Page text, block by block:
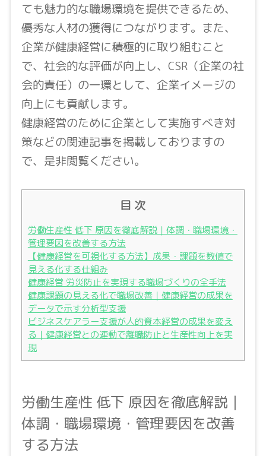
ても魅力的な職場環境を提供できるため、
優秀な人材の獲得につながります。また、
企業が健康経営に積極的に取り組むこと
で、社会的な評価が向上し、CSR（企業の社
会的責任）の一環として、企業イメージの
向上にも貢献します。
健康経営のために企業として実施すべき対
策などの関連記事を掲載しておりますの
で、是非閲覧ください。
目 次
労働生産性 低下 原因を徹底解説｜体調・職場環境・
管理要因を改善する方法
【健康経営を可視化する方法】成果・課題を数値で
見える化する仕組み
健康経営 労災防止を実現する職場づくりの全手法
健康課題の見える化で職場改善｜健康経営の成果を
データで示す分析型支援
ビジネスケアラー支援が人的資本経営の成果を変え
る｜健康経営との連動で離職防止と生産性向上を実
現
労働生産性 低下 原因を徹底解説｜
体調・職場環境・管理要因を改善
する方法